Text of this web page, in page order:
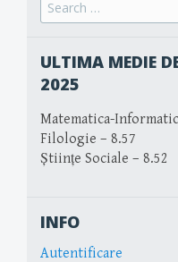
for:
ULTIMA MEDIE
2025
Matematica-
Filologie – 8.57
Științe Sociale – 8.52
INFO
Autentificare